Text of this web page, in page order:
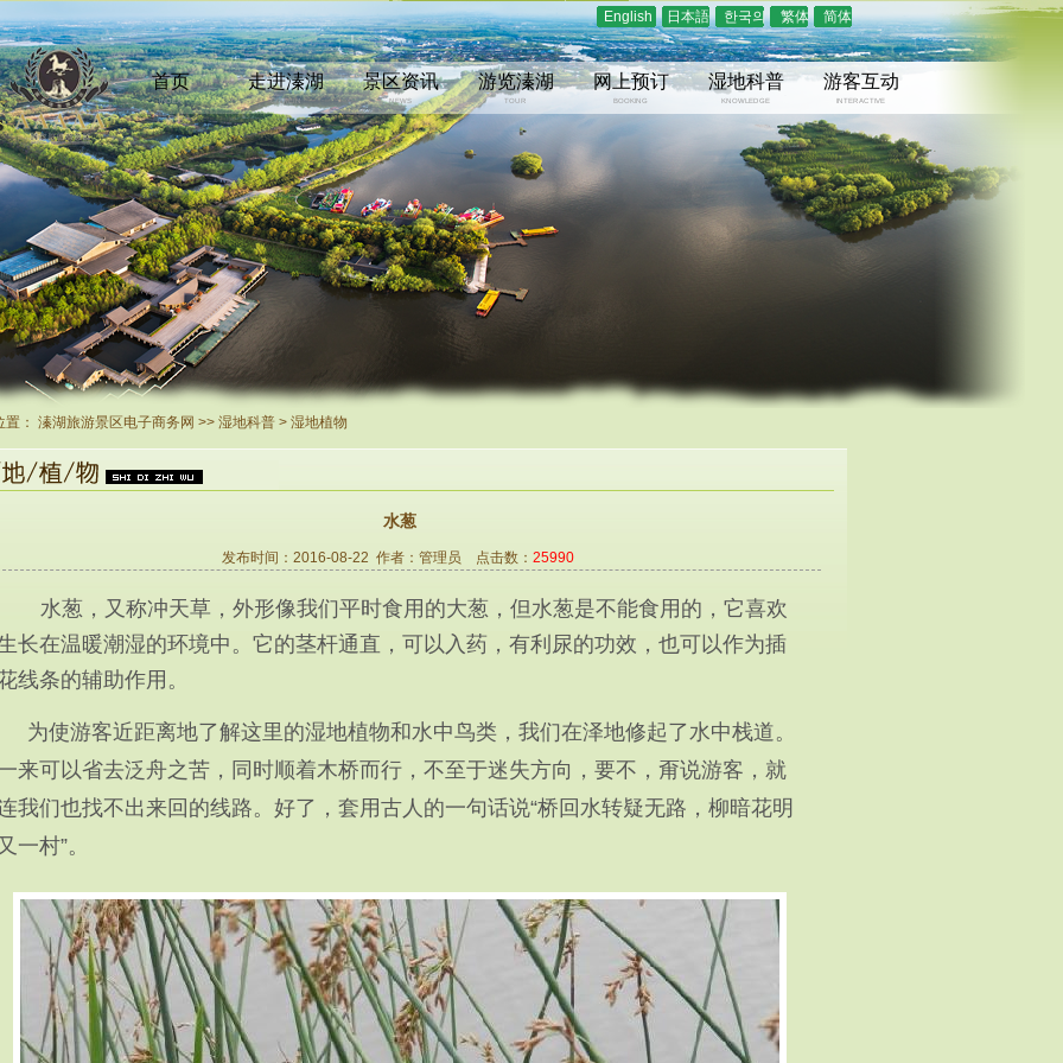
English 日本語 한국의 繁体 简体
首页
INDEX
走进溱湖
COMEIN
景区资讯
NEWS
游览溱湖
TOUR
网上预订
BOOKING
湿地科普
KNOWLEDGE
游客互动
INTERACTIVE
置： 溱湖旅游景区电子商务网 >> 湿地科普 > 湿地植物
水葱
发布时间：2016-08-22 作者： 管理员 点击数： 25990
水葱，又称冲天草，外形像我们平时食用的大葱，但水葱是不能食用的，它喜欢
长在温暖潮湿的环境中。它的茎杆通直，可以入药，有利尿的功效，也可以作为插
线条的辅助作用。
为使游客近距离地了解这里的湿地植物和水中鸟类，我们在泽地修起了水中栈道。
来可以省去泛舟之苦，同时顺着木桥而行，不至于迷失方向，要不，甭说游客，就
我们也找不出来回的线路。好了，套用古人的一句话说“桥回水转疑无路，柳暗花明
一村”。